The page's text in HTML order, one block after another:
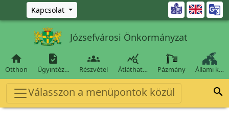
Ugrás a fő tartalomra
Kapcsolat 
Józsefvárosi Önkormányzat

Otthon

Ügyintéz…

Részvétel

Átláthat… Pázmány Állami k…
Válasszon a menüpontok közül 